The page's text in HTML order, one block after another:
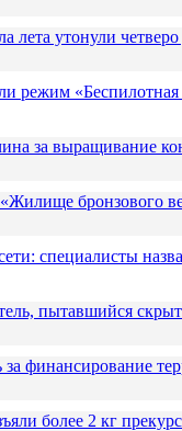
лета утонули четверо
режим «Беспилотная
за выращивание
бронзового
специалисты
пытавшийся
финансирование
более 2 кг